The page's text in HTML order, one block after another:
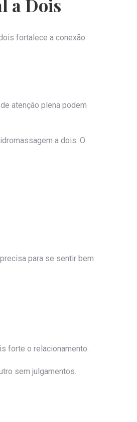
a Dois
fortalece a conexão
atenção plena podem
a dois. O
para se sentir bem
forte o relacionamento.
sem julgamentos.